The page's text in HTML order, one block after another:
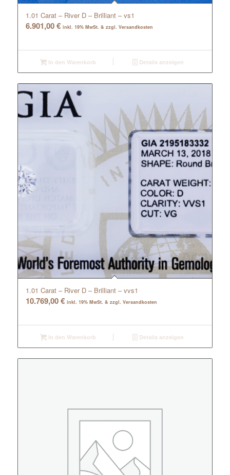
1.01 Carat – River D – Brilliant – vs1
6.901,00€ inkl. 19% MwSt. & zzgl. Versandkosten
In den Warenkorb Details anzeigen
1.01 Carat – River D – Brilliant – vvs1
10.769,00€ inkl. 19% MwSt. & zzgl. Versandkosten
In den Warenkorb Details anzeigen